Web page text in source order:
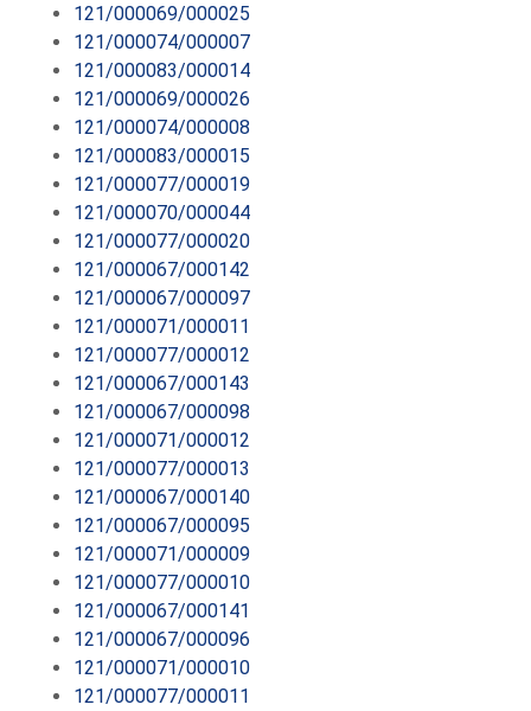
121/000069/000025
121/000074/000007
121/000083/000014
121/000069/000026
121/000074/000008
121/000083/000015
121/000077/000019
121/000070/000044
121/000077/000020
121/000067/000142
121/000067/000097
121/000071/000011
121/000077/000012
121/000067/000143
121/000067/000098
121/000071/000012
121/000077/000013
121/000067/000140
121/000067/000095
121/000071/000009
121/000077/000010
121/000067/000141
121/000067/000096
121/000071/000010
121/000077/000011